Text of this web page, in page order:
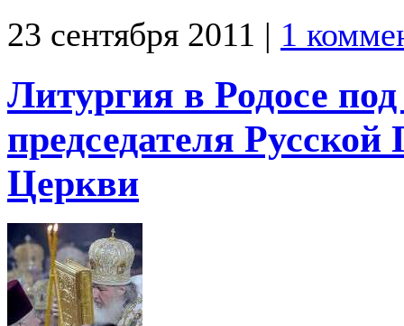
23 сентября 2011 | 1
Литургия в Родосе
председателя
Церкви